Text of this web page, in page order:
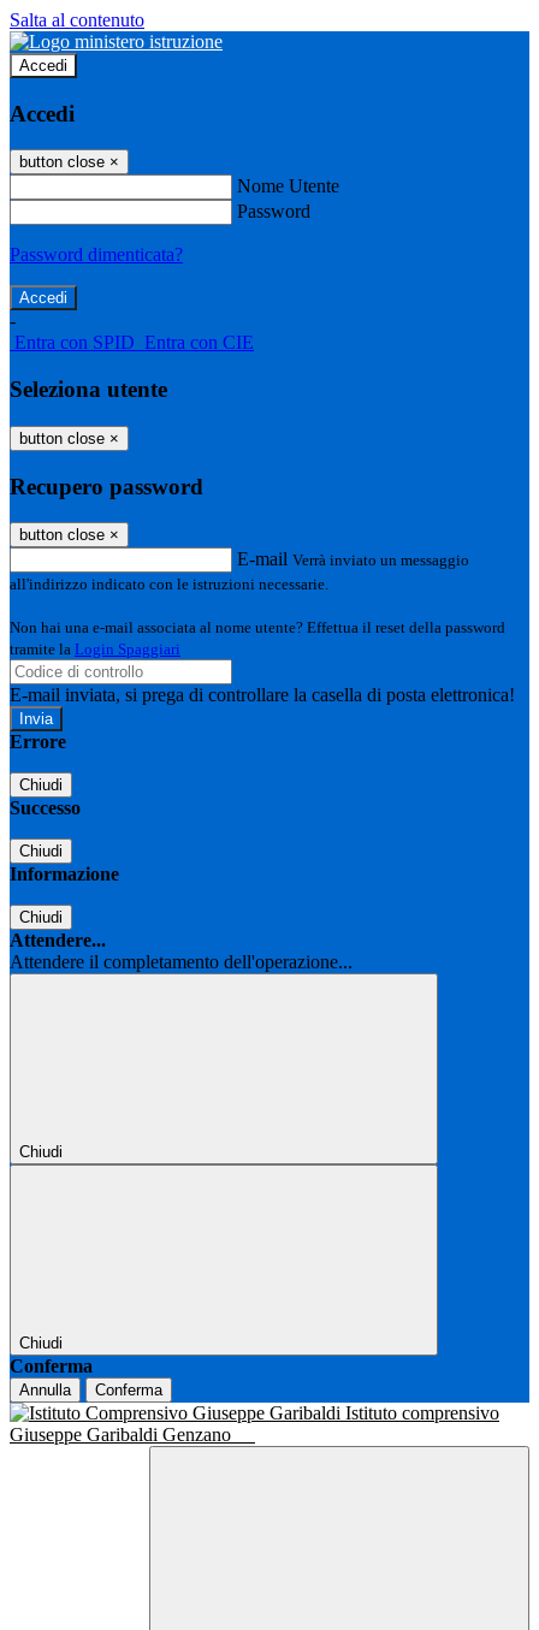
Salta al contenuto
Accedi
Accedi
button close ×
Nome Utente
Password
Password dimenticata?
-
Entra con SPID Entra con CIE
Seleziona utente
button close ×
Recupero password
button close ×
E-mail Verrà inviato un messaggio
all'indirizzo indicato con le istruzioni necessarie.
Non hai una e-mail associata al nome utente? Effettua il reset della password
tramite la Login Spaggiari
E-mail inviata, si prega di controllare la casella di posta elettronica!
Errore
Chiudi
Successo
Chiudi
Informazione
Chiudi
Attendere...
Attendere il completamento dell'operazione...
Chiudi
Chiudi
Conferma
Annulla Conferma
Istituto comprensivo
Giuseppe Garibaldi Genzano